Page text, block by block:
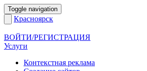
Toggle navigation
Красноярск
ВОЙТИ/РЕГИСТРАЦИЯ
Услуги
Контекстная реклама